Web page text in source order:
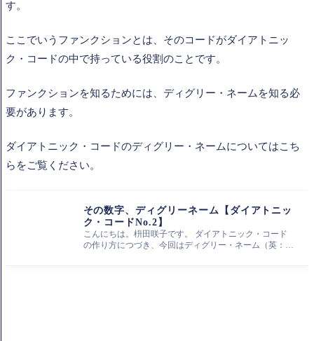
す。
ここでいうファンクションとは、そのコードがダイアトニッ
ク・コードの中で持っている役割のことです。
ファンクションを知るためには、ディグリー・ネームを知る必
要があります。
ダイアトニック・コードのディグリー・ネームについてはこち
らをご覧ください。
その数字、ディグリーネーム【ダイアトニッ
ク・コードNo.2】
こんにちは。枡田咲子です。 ダイアトニック・コード
の作り方につづき、今回はディグリー・ネーム（英：de